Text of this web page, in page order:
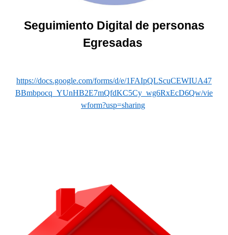
Seguimiento Digital de personas
Egresadas
https://docs.google.com/forms/d/e/1FAIpQLScuCEWIUA47
BBmbpocq_YUnHB2E7mQfdKC5Cy_wg6RxEcD6Qw/vie
wform?usp=sharing